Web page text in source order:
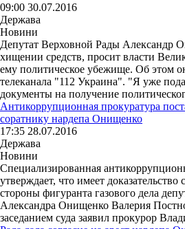
09:00 30.07.2016
Держава
Новини
Депутат Верховной Рады Александр
хищении средств, просит власти
ему политическое убежище. Об этом
телеканала "112 Украина". "Я уже
документы на получение
Антикоррупционная прокуратура
соратнику нардепа Онищенко
17:35 28.07.2016
Держава
Новини
Специализированная
утверждает, что имеет
стороны фигуранта газового дела
Александра Онищенко Валерия
заседанием суда заявил прокурор